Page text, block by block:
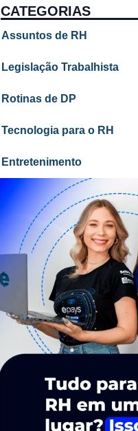
CATEGORIAS
Assuntos de RH
Legislação Trabalhista
Rotinas de DP
Tecnologia para o RH
Entretenimento